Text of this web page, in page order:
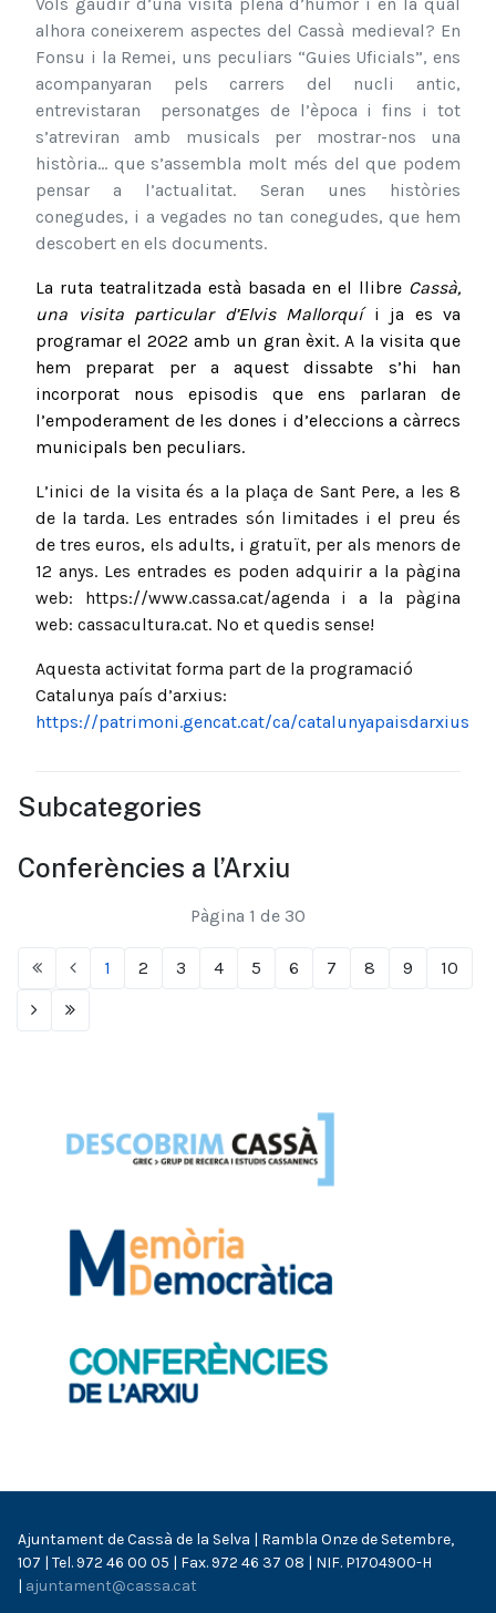
alhora coneixerem aspectes del Cassà medieval? En
Fonsu i la Remei, uns peculiars “Guies Uficials”, ens
acompanyaran pels carrers del nucli antic,
entrevistaran personatges de l’època i fins i tot
s’atreviran amb musicals per mostrar-nos una
història... que s’assembla molt més del que podem
pensar a l’actualitat. Seran unes històries
conegudes, i a vegades no tan conegudes, que hem
descobert en els documents.
La ruta teatralitzada està basada en el llibre Cassà,
una visita particular d’Elvis Mallorquíi ja es va
programar el 2022 amb un gran èxit. A la visita que
hem preparat per a aquest dissabte s’hi han
incorporat nous episodis que ens parlaran de
l’empoderament de les dones i d’eleccions a càrrecs
municipals ben peculiars.
L’inici de la visita és a la plaça de Sant Pere, a les 8
de la tarda. Les entrades són limitades i el preu és
de tres euros, els adults, i gratuït, per als menors de
12 anys. Les entrades es poden adquirir a la pàgina
web: https://www.cassa.cat/agenda i a la pàgina
web: cassacultura.cat. No et quedis sense!
Aquesta activitat forma part de la programació
Catalunya país d’arxius:
https://patrimoni.gencat.cat/ca/catalunyapaisdarxius
Subcategories
Conferències a l’Arxiu
Pàgina 1 de 30
1 2 3 4 5 6 7 8 9 10
Ajuntament de Cassà de la Selva | Rambla Onze de Setembre,
107 | Tel. 972 46 00 05 | Fax. 972 46 37 08 | NIF. P1704900-H
| ajuntament@cassa.cat